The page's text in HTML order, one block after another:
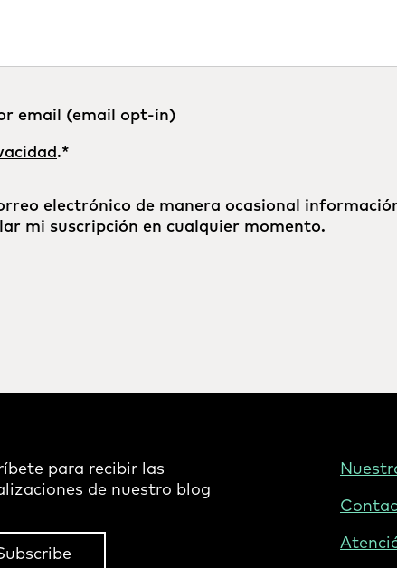
email (email opt-in)
.*
electrónico de manera ocasional
mi suscripción en cualquier momento.
para recibir las
de nuestro blog
Footer
Mexico